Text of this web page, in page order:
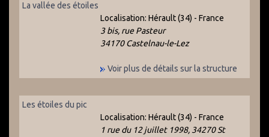
La vallée des étoiles
Localisation: Hérault (34) - France
3 bis, rue Pasteur
34170 Castelnau-le-Lez
Voir plus de détails sur la structure
Les étoiles du pic
Localisation: Hérault (34) - France
1 rue du 12 juillet 1998, 34270 St